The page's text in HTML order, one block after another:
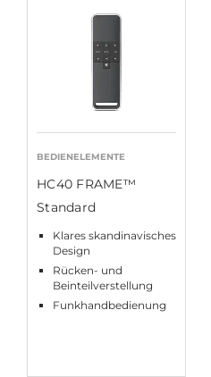
BEDIENELEMENTE
HC40 FRAME™
Standard
Klares skandinavisches
Design
Rücken- und
Beinteilverstellung
Funkhandbedienung